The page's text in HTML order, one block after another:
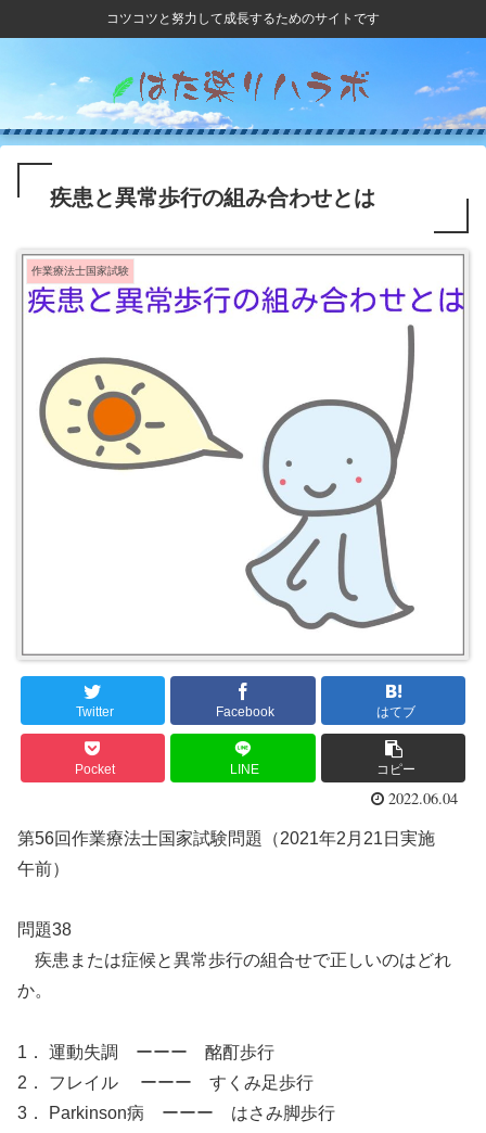
コツコツと努力して成長するためのサイトです
疾患と異常歩行の組み合わせとは
作業療法士国家試験
Twitter Facebook はてブ
Pocket LINE コピー
2022.06.04
第56回作業療法士国家試験問題（2021年2月21日実施
午前）
問題38
疾患または症候と異常歩行の組合せで正しいのはどれ
か。
1． 運動失調 ーーー 酩酊歩行
2． フレイル ーーー すくみ足歩行
3． Parkinson病 ーーー はさみ脚歩行